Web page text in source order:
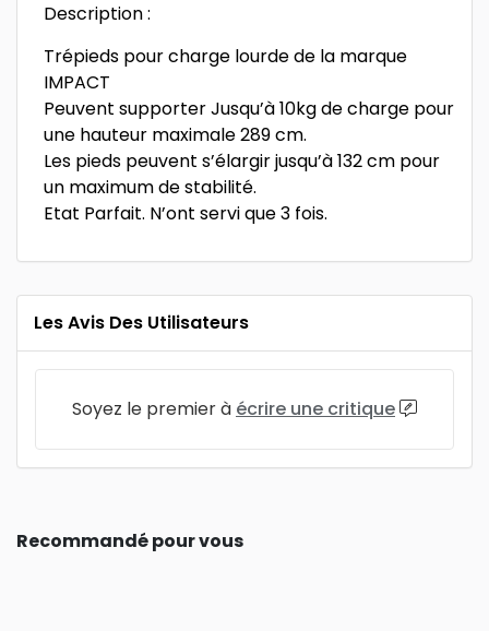
Description :
Trépieds pour charge lourde de la marque
IMPACT
Peuvent supporter Jusqu’à 10kg de charge pour
une hauteur maximale 289 cm.
Les pieds peuvent s’élargir jusqu’à 132 cm pour
un maximum de stabilité.
Etat Parfait. N’ont servi que 3 fois.
Les Avis Des Utilisateurs
Soyez le premier à écrire une critique
Recommandé pour vous